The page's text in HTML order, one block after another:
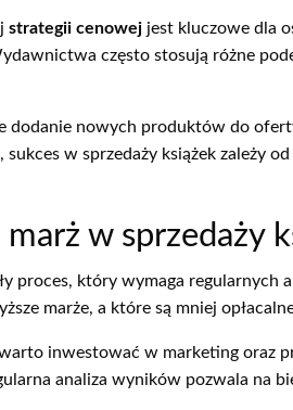
strategii cenowej jest kluczowe dla
często stosują różne
dodanie nowych produktów do
sukces w sprzedaży książek zależy
w sprzedaży
proces, który wymaga regularnych
marże, a które są mniej
inwestować w marketing oraz
analiza wyników pozwala